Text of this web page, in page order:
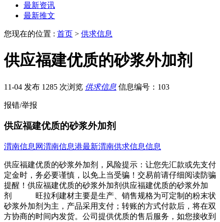
最新资讯
最新推文
您现在的位置 : 首页 > 供求信息
供应福建优质的砂浆外加剂
11-04 发布 1285 次浏览 供求信息 信息编号：103
报错/举报
供应福建优质的砂浆外加剂
渭南信息网渭南信息港最新渭南供求信息信息
供应福建优质的砂浆外加剂，风险提示：让您先汇款或先支付
定金时，务必要谨慎，以免上当受骗！交易前请仔细阅读防骗
提醒！供应福建优质的砂浆外加剂供应福建优质的砂浆外加
剂 旺拉利建材主要是生产、销售规格为可定制的粉末状
砂浆外加剂为主，产品采用支付；转账的方式付款后，将在双
方协商的时间内发货。公司提供优质的售后服务，如您接收到